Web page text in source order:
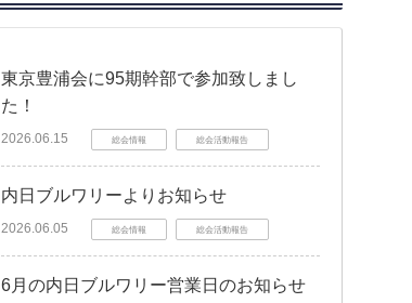
東京豊浦会に95期幹部で参加致しまし
た！
2026.06.15 総会情報 総会活動報告
内日ブルワリーよりお知らせ
2026.06.05 総会情報 総会活動報告
6月の内日ブルワリー営業日のお知らせ